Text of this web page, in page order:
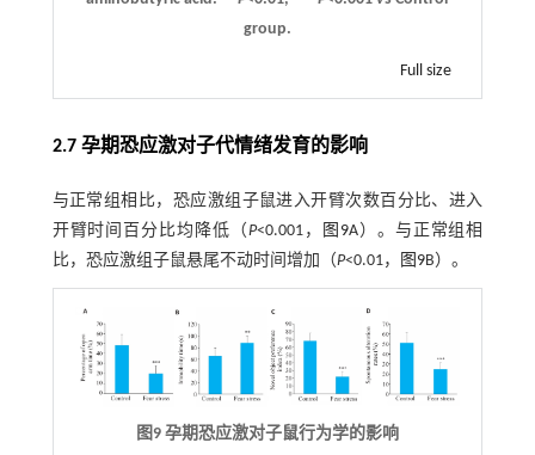
group.
Full size
2.7 孕期恐应激对子代情绪发育的影响
与正常组相比，恐应激组子鼠进入开臂次数百分比、进入
开臂时间百分比均降低（ P<0.001， 图9A）。与正常组相
比，恐应激组子鼠悬尾不动时间增加（P<0.01， 图9B）。
图9 孕期恐应激对子鼠行为学的影响